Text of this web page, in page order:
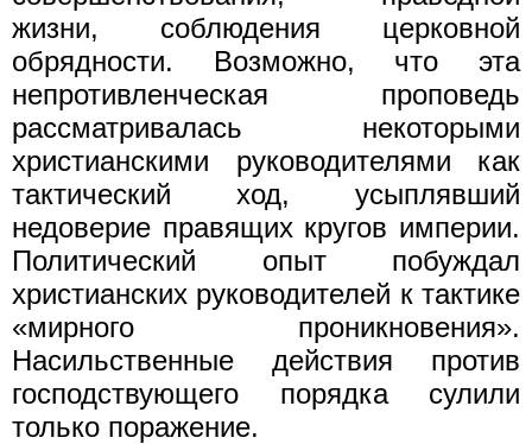
жизни, соблюдения церковной
обрядности. Возможно, что эта
непротивленческая проповедь
рассматривалась некоторыми
христианскими руководителями как
тактический ход, усыплявший
недоверие правящих кругов империи.
Политический опыт побуждал
христианских руководителей к тактике
«мирного проникновения».
Насильственные действия против
господствующего порядка сулили
только поражение.